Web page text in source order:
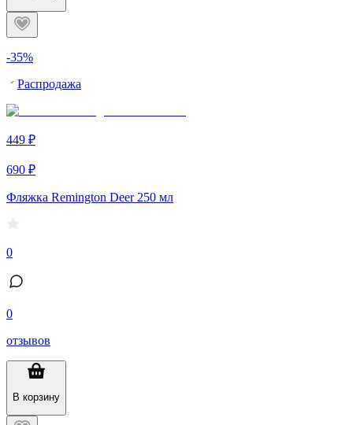
-35%
Распродажа
449 ₽
690 ₽
Фляжка Remington Deer 250 мл
0
0
отзывов
В корзину